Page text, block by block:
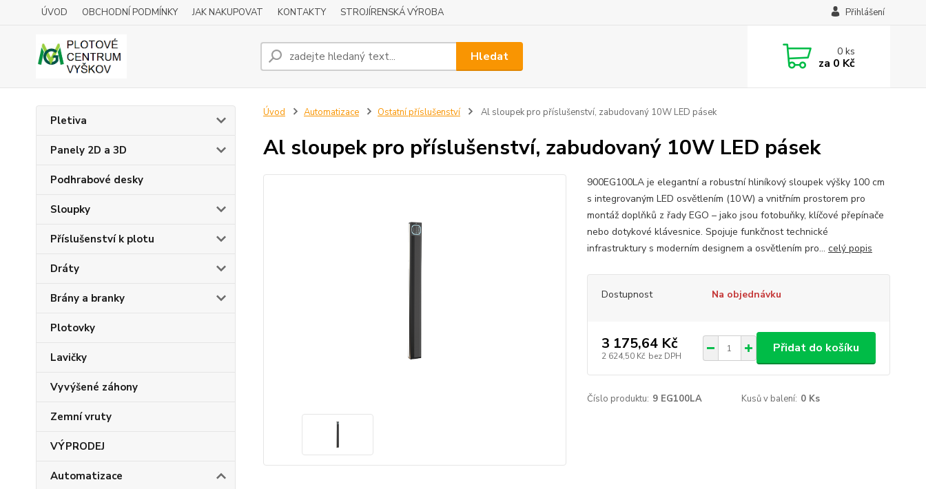
ÚVOD OBCHODNÍ PODMÍNKY JAK NAKUPOVAT KONTAKTY STROJÍRENSKÁ VÝROBA Přihlášení
Hledat 0ks
za 0 Kč
Pletiva
Panely 2D a 3D
Podhrabové desky
Sloupky
Příslušenství k plotu
Dráty
Brány a branky
Plotovky
Lavičky
Vyvýšené záhony
Zemní vruty
VÝPRODEJ
Automatizace
Úvod Automatizace Ostatní příslušenství Al sloupek pro příslušenství, zabudovaný 10W LED pásek
Al sloupek pro příslušenství, zabudovaný 10W LED pásek
900EG100LA je elegantní a robustní hliníkový sloupek výšky 100 cm
s integrovaným LED osvětlením (10 W) a vnitřním prostorem pro
montáž doplňků z řady EGO – jako jsou fotobuňky, klíčové přepínače
nebo dotykové klávesnice. Spojuje funkčnost technické
infrastruktury s moderním designem a osvětlením pro... celý popis
Dostupnost Na objednávku
3 175,64 Kč
2 624,50 Kč bez DPH
Přidat do košíku
Číslo produktu: 9 EG100LA Kusů v balení: 0 Ks